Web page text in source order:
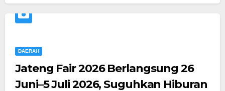
DAERAH
Jateng Fair 2026 Berlangsung 26
Juni–5 Juli 2026, Suguhkan Hiburan